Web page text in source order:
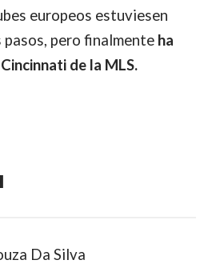
europeos estuviesen
pasos, pero finalmente ha
de la MLS.
Da Silva